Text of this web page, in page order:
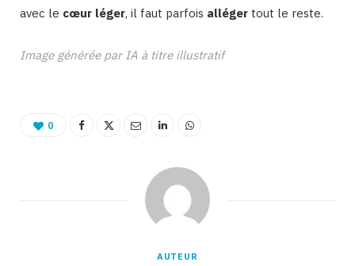
avec le cœur léger, il faut parfois alléger tout le reste.
Image générée par IA à titre illustratif
0
AUTEUR